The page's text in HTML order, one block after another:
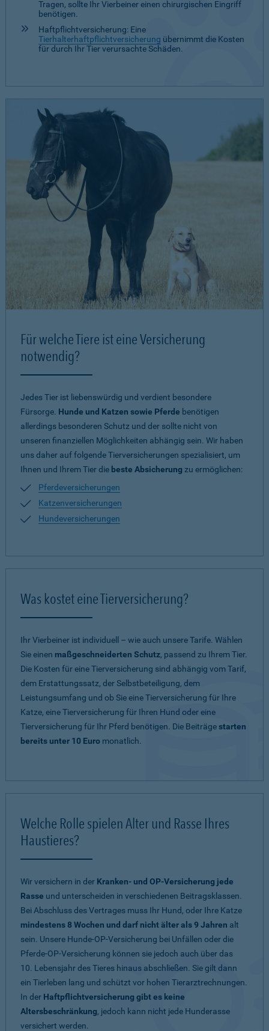
Tragen, sollte Ihr Vierbeiner einen chirurgischen Eingriff
benötigen.
Haftpflichtversicherung: Eine
Tierhalterhaftpflichtversicherung übernimmt die Kosten
für durch Ihr Tier verursachte Schäden.
Für welche Tiere ist eine Versicherung
notwendig?
Jedes Tier ist liebenswürdig und verdient besondere
Fürsorge. Hunde und Katzen sowie Pferde benötigen
allerdings besonderen Schutz und der sollte nicht von
unseren finanziellen Möglichkeiten abhängig sein. Wir haben
uns daher auf folgende Tierversicherungen spezialisiert, um
Ihnen und Ihrem Tier die beste Absicherung zu ermöglichen:
Pferdeversicherungen
Katzenversicherungen
Hundeversicherungen
Was kostet eine Tierversicherung?
Ihr Vierbeiner ist individuell – wie auch unsere Tarife. Wählen
Sie einen maßgeschneiderten Schutz, passend zu Ihrem Tier.
Die Kosten für eine Tierversicherung sind abhängig vom Tarif,
dem Erstattungssatz, der Selbstbeteiligung, dem
Leistungsumfang und ob Sie eine Tierversicherung für Ihre
Katze, eine Tierversicherung für Ihren Hund oder eine
Tierversicherung für Ihr Pferd benötigen. Die Beiträgestarten
bereits unter 10 Euro monatlich.
Welche Rolle spielen Alter und Rasse Ihres
Haustieres?
Wir versichern in der Kranken- und OP-Versicherung jede
Rasse und unterscheiden in verschiedenen Beitragsklassen.
Bei Abschluss des Vertrages muss Ihr Hund, oder Ihre Katze
mindestens 8 Wochen und darf nicht älter als 9 Jahren alt
sein. Unsere Hunde-OP-Versicherung bei Unfällen oder die
Pferde-OP-Versicherung können sie jedoch auch über das
10. Lebensjahr des Tieres hinaus abschließen. Sie gilt dann
ein Tierleben lang und schützt vor hohen Tierarztrechnungen.
In der Haftpflichtversicherung gibt es keine
Altersbeschränkung, jedoch kann nicht jede Hunderasse
versichert werden.